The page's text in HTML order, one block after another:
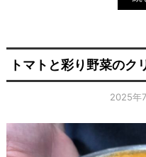
トマトと彩り野菜のク
2025年